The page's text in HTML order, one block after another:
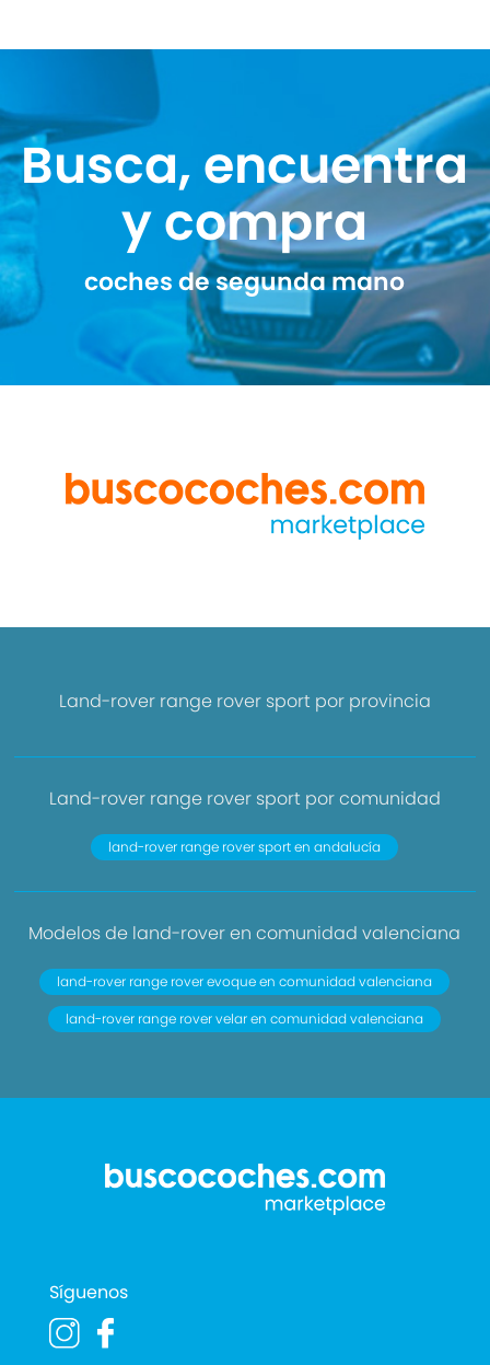
Busca, encuentra
y compra
coches de segunda mano
Land-rover range rover sport por provincia
Land-rover range rover sport por comunidad
land-rover range rover sport en andalucía
Modelos de land-rover en comunidad valenciana
land-rover range rover evoque en comunidad valenciana
land-rover range rover velar en comunidad valenciana
Síguenos